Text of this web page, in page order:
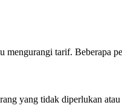
tarif. Beberapa
yang tidak diperlukan